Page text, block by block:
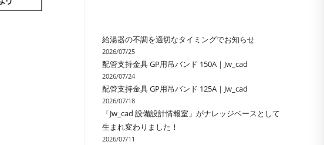
ル
給湯器の不調を適切なタイミングでお知らせ
2026/07/25
配管支持金具 GP用吊バンド 150A｜Jw_cad
2026/07/24
配管支持金具 GP用吊バンド 125A｜Jw_cad
2026/07/18
「Jw_cad 設備設計情報室」がナレッジベースとして
生まれ変わりました！
2026/07/11